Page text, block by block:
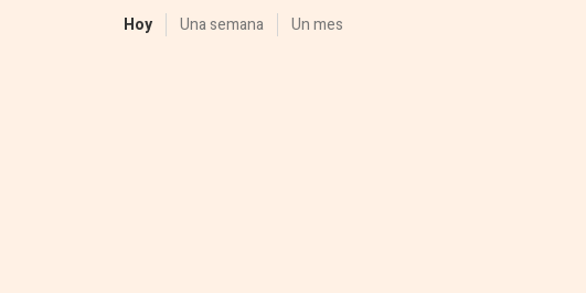
Hoy Una semana Un mes